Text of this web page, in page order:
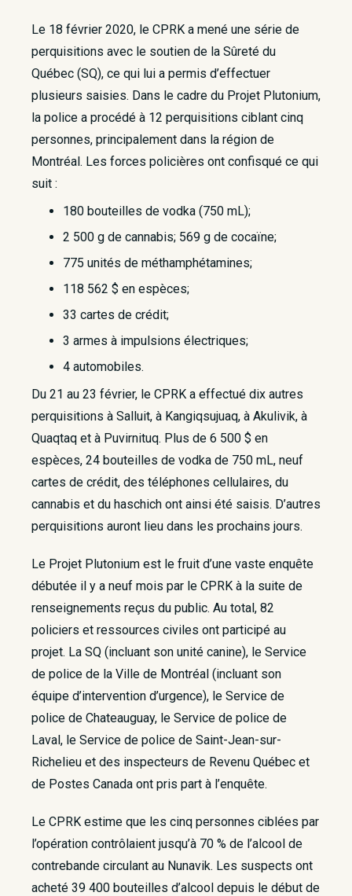
Le 18 février 2020, le CPRK a mené une série de
perquisitions avec le soutien de la Sûreté du
Québec (SQ), ce qui lui a permis d’effectuer
plusieurs saisies. Dans le cadre du Projet Plutonium,
la police a procédé à 12 perquisitions ciblant cinq
personnes, principalement dans la région de
Montréal. Les forces policières ont confisqué ce qui
suit :
180 bouteilles de vodka (750 mL);
2 500 g de cannabis; 569 g de cocaïne;
775 unités de méthamphétamines;
118 562 $ en espèces;
33 cartes de crédit;
3 armes à impulsions électriques;
4 automobiles.​
Du 21 au 23 février, le CPRK a effectué dix autres
perquisitions à Salluit, à Kangiqsujuaq, à Akulivik, à
Quaqtaq et à Puvirnituq. Plus de 6 500 $ en
espèces, 24 bouteilles de vodka de 750 mL, neuf
cartes de crédit, des téléphones cellulaires, du
cannabis et du haschich ont ainsi été saisis. D’autres
perquisitions auront lieu dans les prochains jours.
Le Projet Plutonium est le fruit d’une vaste enquête
débutée il y a neuf mois par le CPRK à la suite de
renseignements reçus du public. Au total, 82
policiers et ressources civiles ont participé au
projet. La SQ (incluant son unité canine), le Service
de police de la Ville de Montréal (incluant son
équipe d’intervention d’urgence), le Service de
police de Chateauguay, le Service de police de
Laval, le Service de police de Saint-Jean-sur-
Richelieu et des inspecteurs de Revenu Québec et
de Postes Canada ont pris part à l’enquête.
Le CPRK estime que les cinq personnes ciblées par
l’opération contrôlaient jusqu’à 70 % de l’alcool de
contrebande circulant au Nunavik. Les suspects ont
acheté 39 400 bouteilles d’alcool depuis le début de